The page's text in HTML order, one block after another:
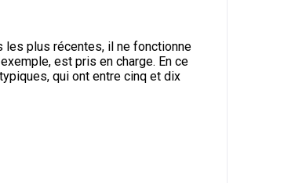
les plus récentes, il ne fonctionne
est pris en charge. En ce
qui ont entre cinq et dix